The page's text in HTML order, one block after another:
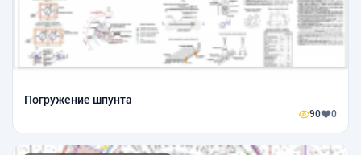
Погружение шпунта
90 0